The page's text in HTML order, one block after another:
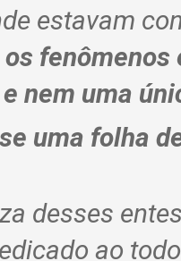
estavam
nem uma
uma folha
desses
ao